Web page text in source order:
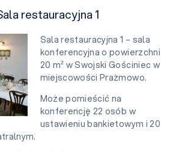
restauracyjna 1
Sala restauracyjna 1 – sala
konferencyjna o powierzchni
20 m² w Swojski Gościniec w
miejscowości Prażmowo.
Może pomieścić na
konferencję 22 osób w
ustawieniu bankietowym i 20